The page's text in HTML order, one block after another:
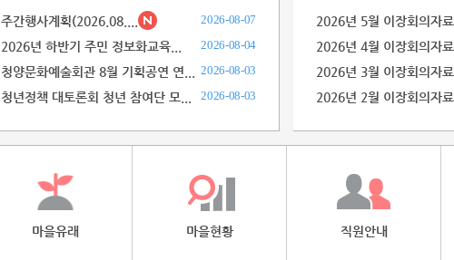
주간행사계획(2026.08.... 2026-08-07
2026년 하반기 주민 정보화교육... 2026-08-04
청양문화예술회관 8월 기획공연 연... 2026-08-03
청년정책 대토론회 청년 참여단 모... 2026-08-03
2026년 5월 이장회의자료
2026년 4월 이장회의자료
2026년 3월 이장회의자료
2026년 2월 이장회의자료
마을유래 마을현황 직원안내